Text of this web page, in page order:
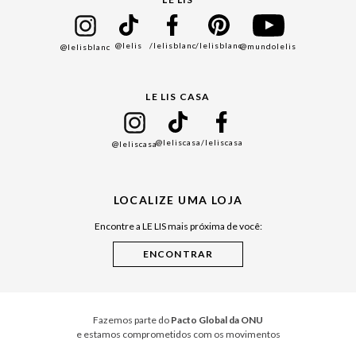
Black Friday
Cuidados Casa
@lelisblanc @lelis /lelisblanc/lelisblanc@mundolelis
LE LIS CASA
@leliscasa@leliscasa/leliscasa
LOCALIZE UMA LOJA
Encontre a LE LIS mais próxima de você:
Fazemos parte do Pacto Global da ONU
e estamos comprometidos com os movimentos